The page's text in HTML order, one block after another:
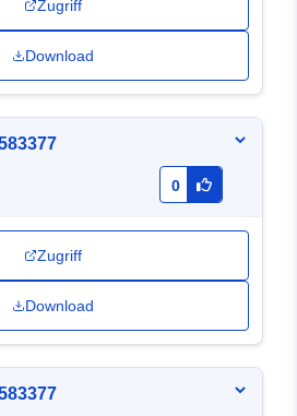
Zugriff
Download
0
Zugriff
Download